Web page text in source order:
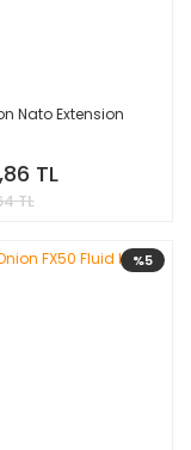
Nato Extension
TL
TL
%5